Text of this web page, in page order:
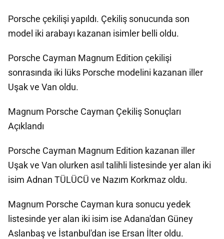
Porsche çekilişi yapıldı. Çekiliş sonucunda son
model iki arabayı kazanan isimler belli oldu.
Porsche Cayman Magnum Edition çekilişi
sonrasında iki lüks Porsche modelini kazanan iller
Uşak ve Van oldu.
Magnum Porsche Cayman Çekiliş Sonuçları
Açıklandı
Porsche Cayman Magnum Edition kazanan iller
Uşak ve Van olurken asıl talihli listesinde yer alan iki
isim Adnan TÜLÜCÜ ve Nazım Korkmaz oldu.
Magnum Porsche Cayman kura sonucu yedek
listesinde yer alan iki isim ise Adana'dan Güney
Aslanbaş ve İstanbul'dan ise Ersan İlter oldu.